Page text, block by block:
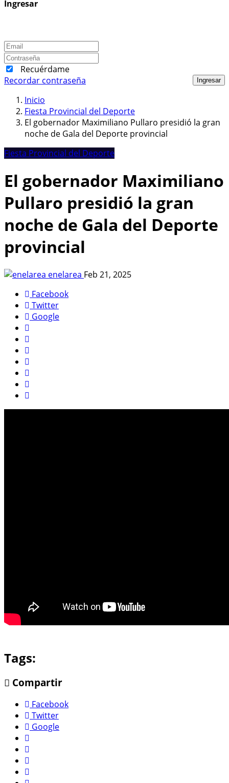
Ingresar
Recuérdame
Ingresar
Recordar contraseña
Inicio
Fiesta Provincial del Deporte
El gobernador Maximiliano Pullaro presidió la gran
noche de Gala del Deporte provincial
Fiesta Provincial del Deporte
El gobernador Maximiliano
Pullaro presidió la gran
noche de Gala del Deporte
provincial
enelarea Feb 21, 2025
Facebook
Twitter
Google
Tags:
Compartir
Facebook
Twitter
Google